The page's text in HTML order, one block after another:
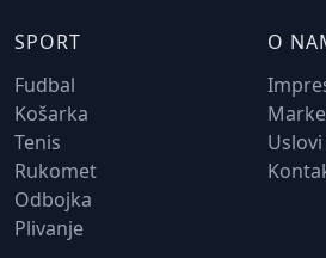
SPORT
Fudbal
Košarka
Tenis
Rukomet
Odbojka
Plivanje
O